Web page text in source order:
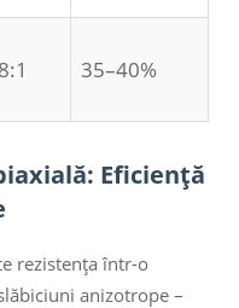
35–40%
Eficiență
rezistența într-o
anizotrope –